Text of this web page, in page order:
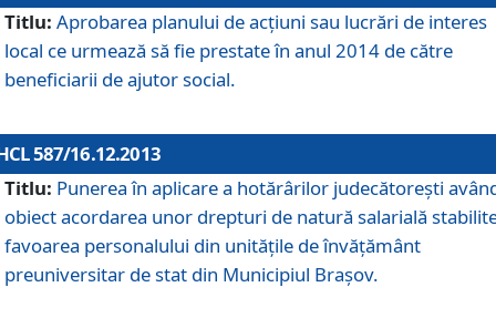
Titlu: Aprobarea planului de acţiuni sau lucrări de interes
local ce urmează să fie prestate în anul 2014 de către
beneficiarii de ajutor social.
587/16.12.2013
Titlu: Punerea în aplicare a hotărârilor judecătoreşti
obiect acordarea unor drepturi de natură salarială
favoarea personalului din unităţile de învăţământ
preuniversitar de stat din Municipiul Braşov.